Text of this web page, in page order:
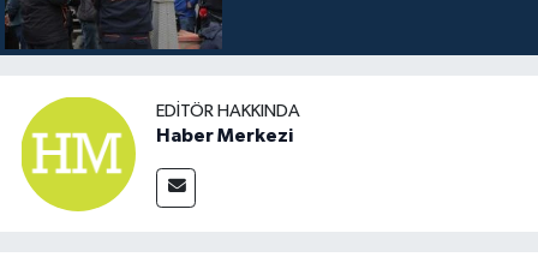
EDITÖR HAKKINDA
Haber Merkezi